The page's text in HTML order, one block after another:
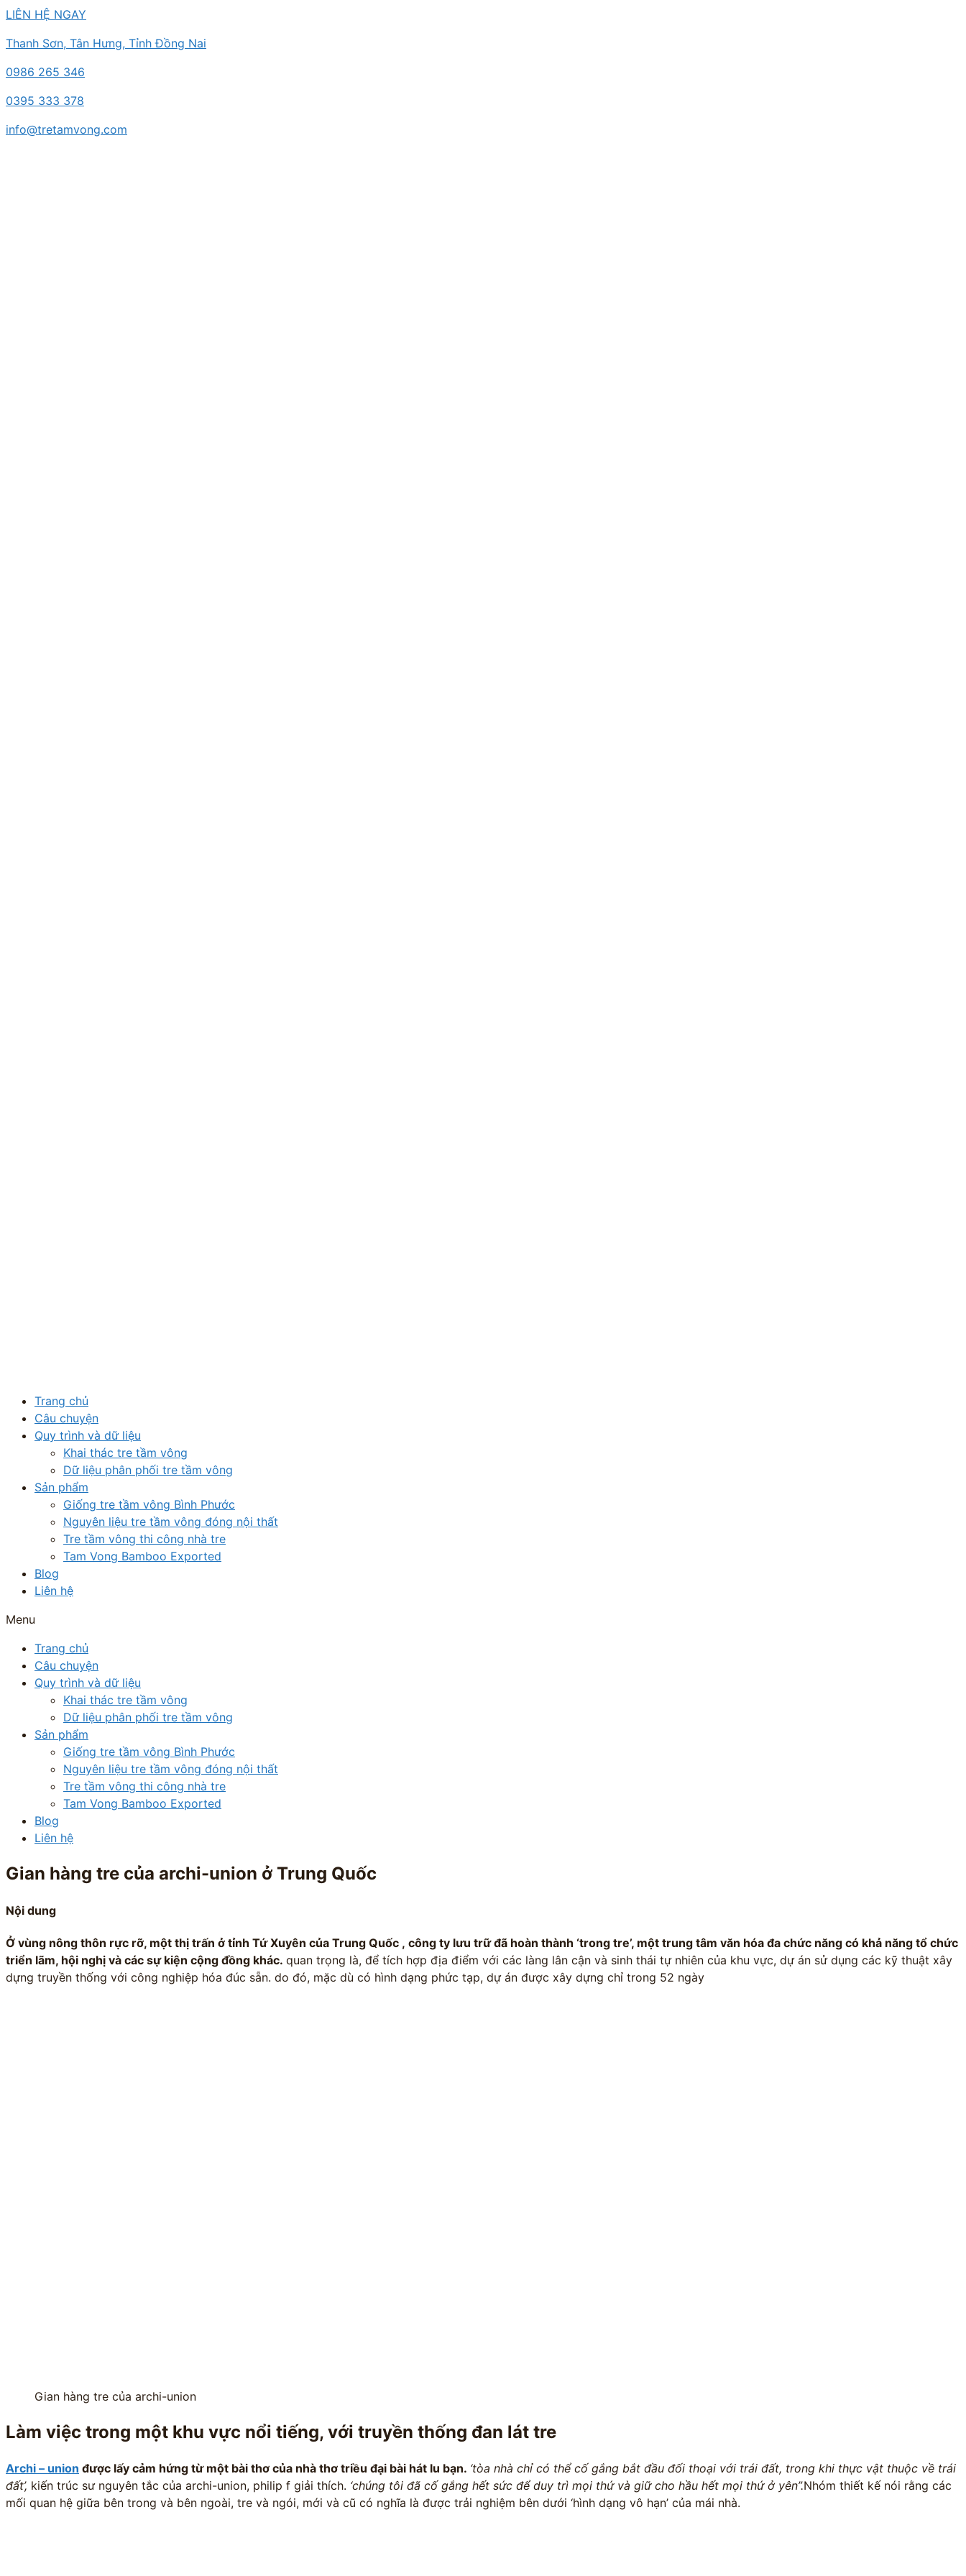
Chuyển
nội
dung
LIÊN HỆ NGAY
Thanh Sơn, Tân Hưng, Tỉnh Đồng Nai
0986 265 346
0395 333 378
info@tretamvong.com
Trang chủ
Câu chuyện
Quy trình và dữ liệu
Khai thác tre tầm vông
Dữ liệu phân phối tre tầm vông
Sản phẩm
Giống tre tầm vông Bình Phước
Nguyên liệu tre tầm vông đóng nội thất
Tre tầm vông thi công nhà tre
Tam Vong Bamboo Exported
Blog
Liên hệ
Menu
Trang chủ
Câu chuyện
Quy trình và dữ liệu
Khai thác tre tầm vông
Dữ liệu phân phối tre tầm vông
Sản phẩm
Giống tre tầm vông Bình Phước
Nguyên liệu tre tầm vông đóng nội thất
Tre tầm vông thi công nhà tre
Tam Vong Bamboo Exported
Blog
Liên hệ
Gian hàng tre của archi-union ở Trung Quốc
Nội dung
Ở vùng nông thôn rực rỡ, một thị trấn ở tỉnh Tứ Xuyên của Trung Quốc , công ty lưu trữ đã hoàn thành ‘trong tre’, một trung tâm văn hóa đa chức năng có khả năng tổ chức
triển lãm, hội nghị và các sự kiện cộng đồng khác. quan trọng là, để tích hợp địa điểm với các làng lân cận và sinh thái tự nhiên của khu vực, dự án sử dụng các kỹ thuật xây
dựng truyền thống với công nghiệp hóa đúc sẵn. do đó, mặc dù có hình dạng phức tạp, dự án được xây dựng chỉ trong 52 ngày
Gian hàng tre của archi-union
Làm việc trong một khu vực nổi tiếng, với truyền thống đan lát tre
Archi – union được lấy cảm hứng từ một bài thơ của nhà thơ triều đại bài hát lu bạn. ‘tòa nhà chỉ có thể cố gắng bắt đầu đối thoại với trái đất, trong khi thực vật thuộc về trái
đất’, kiến trúc sư nguyên tắc của archi-union, philip f giải thích. ‘chúng tôi đã cố gắng hết sức để duy trì mọi thứ và giữ cho hầu hết mọi thứ ở yên”.Nhóm thiết kế nói rằng các
mối quan hệ giữa bên trong và bên ngoài, tre và ngói, mới và cũ có nghĩa là được trải nghiệm bên dưới ‘hình dạng vô hạn’ của mái nhà.